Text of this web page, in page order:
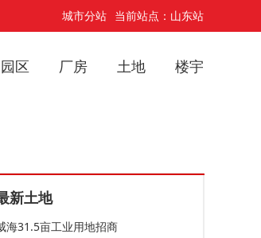
城市分站 当前站点：山东站
园区 厂房 土地 楼宇
新土地
海31.5亩工业用地招商